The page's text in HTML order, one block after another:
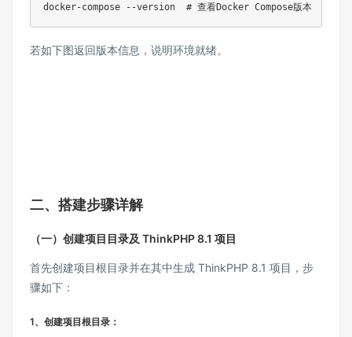
docker-compose --version  # 查看Docker Compose版本
若如下图返回版本信息，说明环境就绪。​
二、搭建步骤详解​
（一）创建项目目录及 ThinkPHP 8.1 项目​
首先创建项目根目录并在其中生成 ThinkPHP 8.1 项目，步
骤如下：​
1、创建项目根目录：​